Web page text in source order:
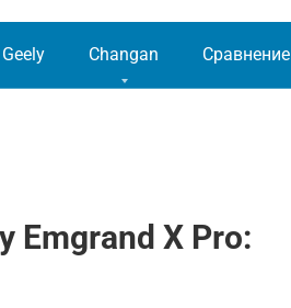
Geely Changan Сравнение
Emgrand X Pro: